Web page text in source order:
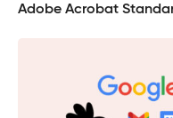
Adobe Acrobat